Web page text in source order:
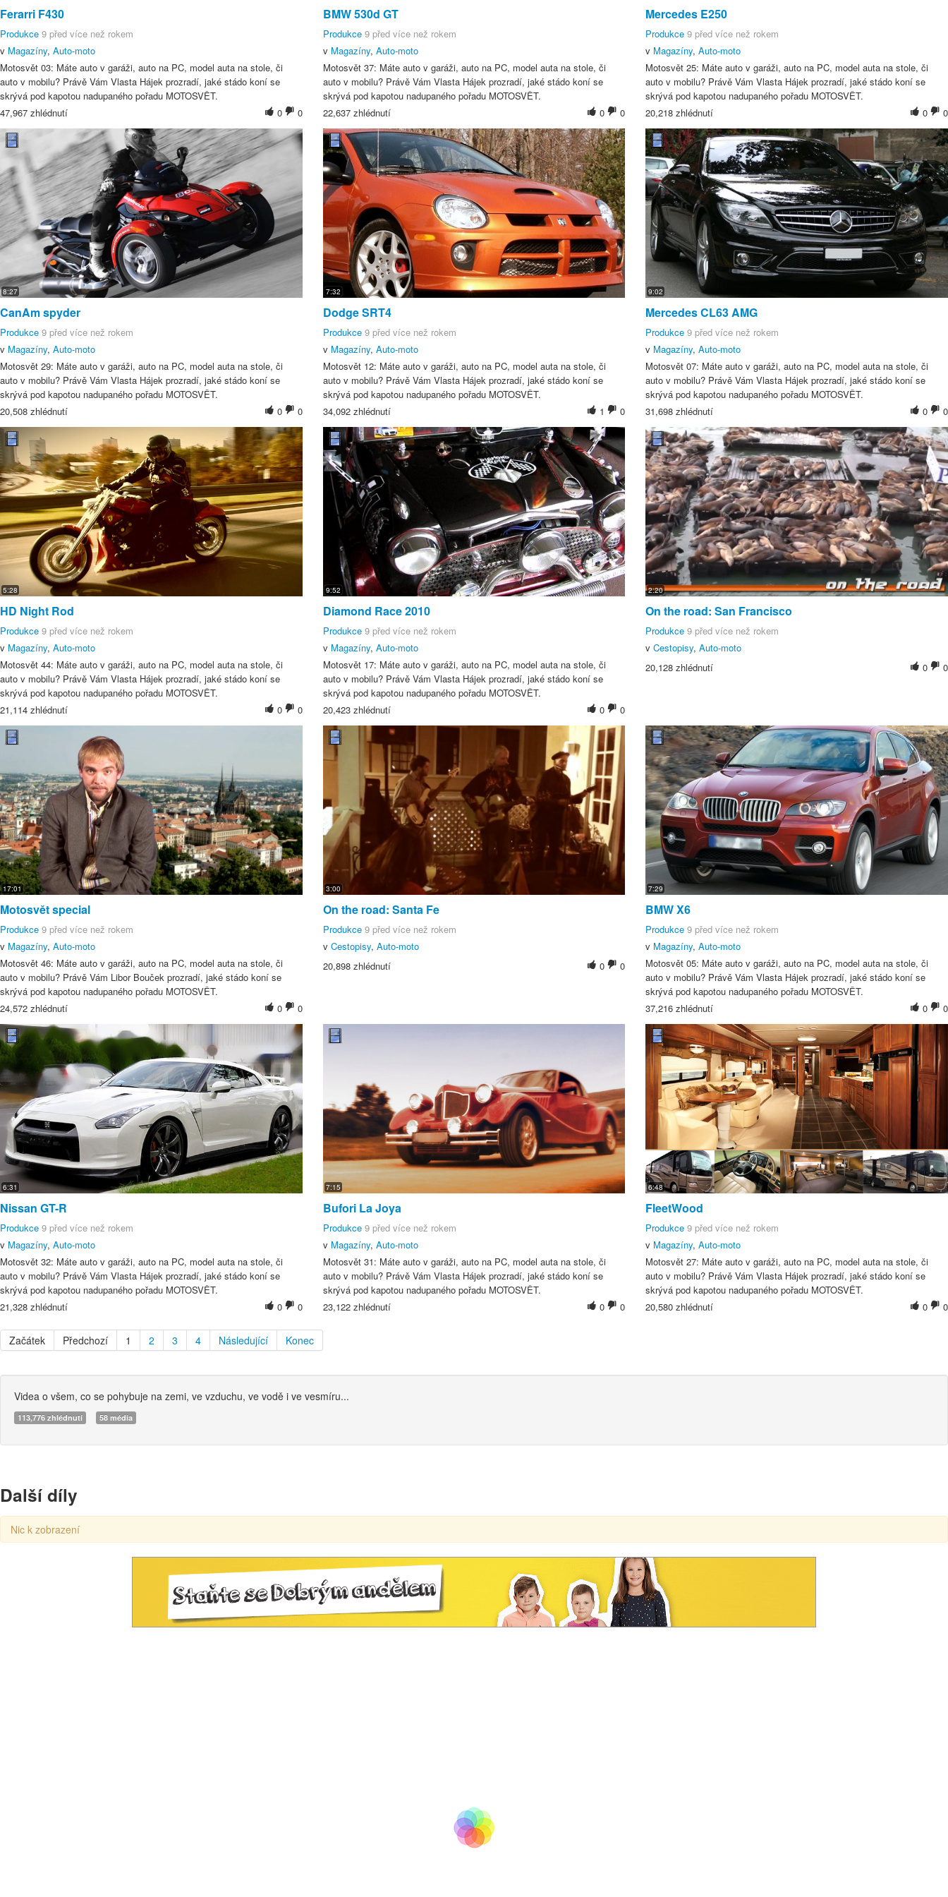
Ferarri F430
Produkce 9 před více než rokem
v Magazíny, Auto-moto
Motosvět 03: Máte auto v garáži, auto na PC, model auta na stole, či
auto v mobilu? Právě Vám Vlasta Hájek prozradí, jaké stádo koní se
skrývá pod kapotou nadupaného pořadu MOTOSVĚT.
0
0
47,967 zhlédnutí
BMW 530d GT
Produkce 9 před více než rokem
v Magazíny, Auto-moto
Motosvět 37: Máte auto v garáži, auto na PC, model auta na stole, či
auto v mobilu? Právě Vám Vlasta Hájek prozradí, jaké stádo koní se
skrývá pod kapotou nadupaného pořadu MOTOSVĚT.
0
0
22,637 zhlédnutí
Mercedes E250
Produkce 9 před více než rokem
v Magazíny,Auto-moto
Motosvět 25: Máte auto v garáži, auto na PC, model auta na stole, či
auto v mobilu? Právě Vám Vlasta Hájek prozradí, jaké stádo koní se
skrývá pod kapotou nadupaného pořadu MOTOSVĚT.
0
0
20,218 zhlédnutí
8:27
CanAm spyder
Produkce 9 před více než rokem
v Magazíny, Auto-moto
Motosvět 29: Máte auto v garáži, auto na PC, model auta na stole, či
auto v mobilu? Právě Vám Vlasta Hájek prozradí, jaké stádo koní se
skrývá pod kapotou nadupaného pořadu MOTOSVĚT.
0
0
20,508 zhlédnutí
7:32
Dodge SRT4
Produkce 9 před více než rokem
v Magazíny, Auto-moto
Motosvět 12: Máte auto v garáži, auto na PC, model auta na stole, či
auto v mobilu? Právě Vám Vlasta Hájek prozradí, jaké stádo koní se
skrývá pod kapotou nadupaného pořadu MOTOSVĚT.
1
0
34,092 zhlédnutí
9:02
Mercedes CL63 AMG
Produkce 9 před více než rokem
v Magazíny,Auto-moto
Motosvět 07: Máte auto v garáži, auto na PC, model auta na stole, či
auto v mobilu? Právě Vám Vlasta Hájek prozradí, jaké stádo koní se
skrývá pod kapotou nadupaného pořadu MOTOSVĚT.
0
0
31,698 zhlédnutí
5:28
HD Night Rod
Produkce 9 před více než rokem
v Magazíny, Auto-moto
Motosvět 44: Máte auto v garáži, auto na PC, model auta na stole, či
auto v mobilu? Právě Vám Vlasta Hájek prozradí, jaké stádo koní se
skrývá pod kapotou nadupaného pořadu MOTOSVĚT.
0
0
21,114 zhlédnutí
9:52
Diamond Race 2010
Produkce 9 před více než rokem
v Magazíny, Auto-moto
Motosvět 17: Máte auto v garáži, auto na PC, model auta na stole, či
auto v mobilu? Právě Vám Vlasta Hájek prozradí, jaké stádo koní se
skrývá pod kapotou nadupaného pořadu MOTOSVĚT.
0
0
20,423 zhlédnutí
2:20
On the road: San Francisco
Produkce 9 před více než rokem
vCestopisy,Auto-moto
0
0
20,128 zhlédnutí
17:01
Motosvět special
Produkce 9 před více než rokem
v Magazíny, Auto-moto
Motosvět 46: Máte auto v garáži, auto na PC, model auta na stole, či
auto v mobilu? Právě Vám Libor Bouček prozradí, jaké stádo koní se
skrývá pod kapotou nadupaného pořadu MOTOSVĚT.
0
0
24,572 zhlédnutí
3:00
On the road: Santa Fe
Produkce 9 před více než rokem
v Cestopisy, Auto-moto
0
0
20,898 zhlédnutí
7:29
BMW X6
Produkce 9 před více než rokem
v Magazíny,Auto-moto
Motosvět 05: Máte auto v garáži, auto na PC, model auta na stole, či
auto v mobilu? Právě Vám Vlasta Hájek prozradí, jaké stádo koní se
skrývá pod kapotou nadupaného pořadu MOTOSVĚT.
0
0
37,216 zhlédnutí
6:31
Nissan GT-R
Produkce 9 před více než rokem
v Magazíny, Auto-moto
Motosvět 32: Máte auto v garáži, auto na PC, model auta na stole, či
auto v mobilu? Právě Vám Vlasta Hájek prozradí, jaké stádo koní se
skrývá pod kapotou nadupaného pořadu MOTOSVĚT.
0
0
21,328 zhlédnutí
7:15
Bufori La Joya
Produkce 9 před více než rokem
v Magazíny, Auto-moto
Motosvět 31: Máte auto v garáži, auto na PC, model auta na stole, či
auto v mobilu? Právě Vám Vlasta Hájek prozradí, jaké stádo koní se
skrývá pod kapotou nadupaného pořadu MOTOSVĚT.
0
0
23,122 zhlédnutí
6:48
FleetWood
Produkce 9 před více než rokem
v Magazíny,Auto-moto
Motosvět 27: Máte auto v garáži, auto na PC, model auta na stole, či
auto v mobilu? Právě Vám Vlasta Hájek prozradí, jaké stádo koní se
skrývá pod kapotou nadupaného pořadu MOTOSVĚT.
0
0
20,580 zhlédnutí
Začátek Předchozí 1 2 3 4 Následující Konec
Videa o všem, co se pohybuje na zemi, ve vzduchu, ve vodě i ve vesmíru...
113,776 zhlédnutí 58 média
Další díly
Nic k zobrazení